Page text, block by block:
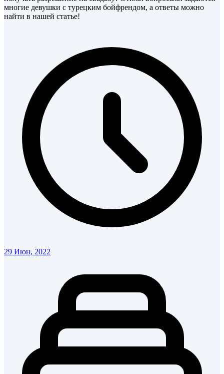
многие девушки с турецким бойфрендом, а ответы можно
найти в нашей статье!
29 Июн, 2022